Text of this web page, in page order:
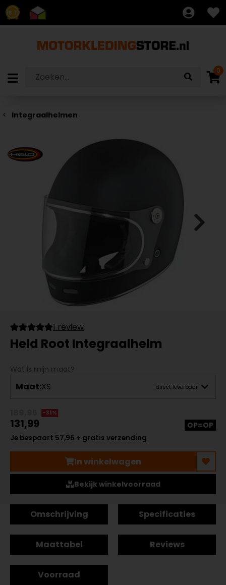
8.7
0
Integraalhelmen
1 review
Held Root Integraalhelm
Wat is mijn maat?
Maat:XS direct leverbaar
-31%
131,99
Je bespaart 57,96 + gratis verzending
OP=OP
In winkelwagen
Bekijk winkelvoorraad
Omschrijving Specificaties
Maattabel Reviews
Voorraad